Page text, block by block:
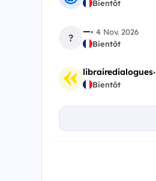
Bientôt
?
—• 4 Nov. 2026
Bientôt
librairedialogues•
Bientôt